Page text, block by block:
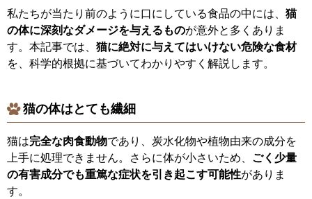
私たちが当たり前のように口にしている食品の中には、 猫
の体に深刻なダメージを与えるものが意外と多くありま
す。本記事では、 猫に絶対に与えてはいけない危険な食材
を、科学的根拠に基づいてわかりやすく解説します。
猫の体はとても繊細
猫は完全な肉食動物であり、炭水化物や植物由来の成分を
上手に処理できません。さらに体が小さいため、 ごく少量
の有害成分でも重篤な症状を引き起こす可能性がありま
す。